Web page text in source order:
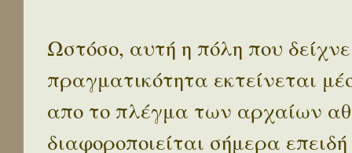
Ωστόσο, αυτή η πόλη που
πραγματικότητα εκτείνεται
απο το πλέγμα των αρχαίων
διαφοροποιείται σήμερα